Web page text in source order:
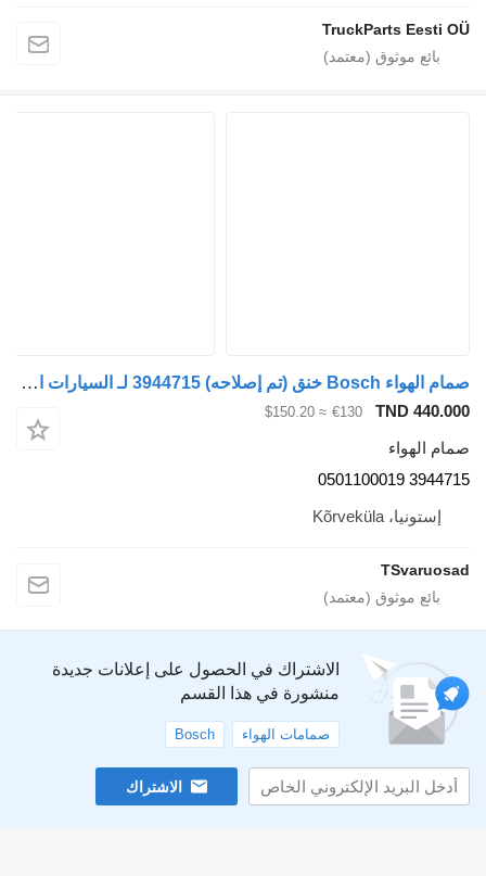
TruckParts Eesti
صمام الهواء Bosch خنق (تم إصلاحه) 3944715 لـ السيارات القاطرة Volvo FM9
TND
€130
≈ $150.20
الهواء
3944715
إستونيا، Kõrveküla
الاشتراك في الحصول على إعلانات جديدة
منشورة في هذا القسم
صمامات الهواء Bosch
الاشتراك